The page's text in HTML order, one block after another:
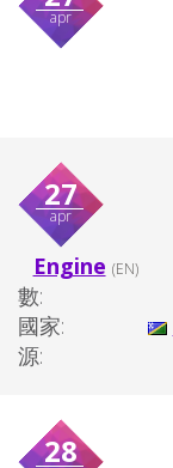
apr
27
apr
Engine (EN)
數:
國家:
源:
28